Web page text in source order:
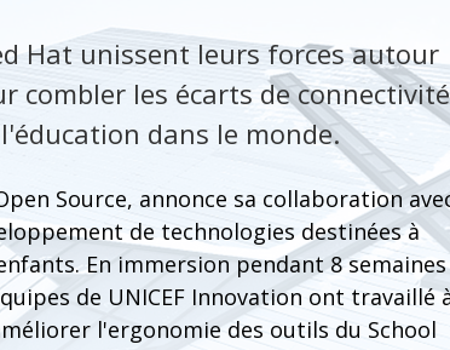
Hat unissent leurs forces autour
combler les écarts de connectivité
dans le monde.
Source, annonce sa collaboration
de technologies destinées à
En immersion pendant 8 semaines
de UNICEF Innovation ont travaillé
l'ergonomie des outils du School